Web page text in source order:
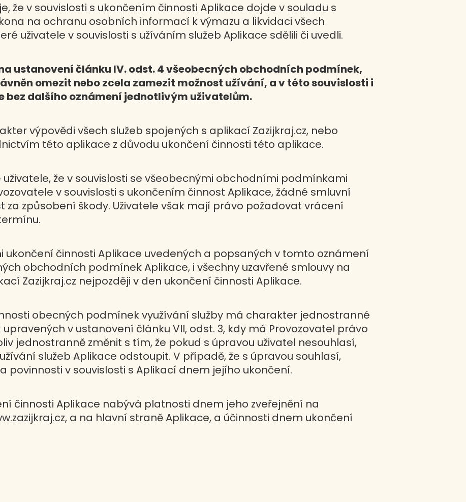
že v souvislosti s ukončením činnosti Aplikace dojde v souladu s
na ochranu osobních informací k výmazu a likvidaci všech
uživatele v souvislosti s užíváním služeb Aplikace sdělili či uvedli.
ustanovení článku IV. odst. 4 všeobecných obchodních podmínek,
omezit nebo zcela zamezit možnost užívání, a v této souvislosti i
bez dalšího oznámení jednotlivým uživatelům.
výpovědi všech služeb spojených s aplikací Zazijkraj.cz, nebo
této aplikace z důvodu ukončení činnosti této aplikace.
uživatele, že v souvislosti se všeobecnými obchodními podmínkami
v souvislosti s ukončením činnost Aplikace, žádné smluvní
za způsobení škody. Uživatele však mají právo požadovat vrácení
ukončení činnosti Aplikace uvedených a popsaných v tomto oznámení
obchodních podmínek Aplikace, i všechny uzavřené smlouvy na
Zazijkraj.cz nejpozději v den ukončení činnosti Aplikace.
obecných podmínek využívání služby má charakter jednostranné
v ustanovení článku VII, odst. 3, kdy má Provozovatel právo
jednostranně změnit s tím, že pokud s úpravou uživatel nesouhlasí,
služeb Aplikace odstoupit. V případě, že s úpravou souhlasí,
povinnosti v souvislosti s Aplikací dnem jejího ukončení.
činnosti Aplikace nabývá platnosti dnem jeho zveřejnění na
a na hlavní straně Aplikace, a účinnosti dnem ukončení